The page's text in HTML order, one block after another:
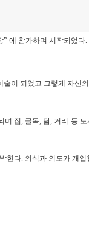
에 참가하며 시작되었
이 되었고 그렇게 자신
집, 골목, 담, 거리 등
다. 의식과 의도가 개입